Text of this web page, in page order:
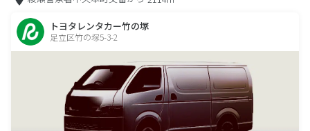
トヨタレンタカー竹の塚
足立区竹の塚5-3-2